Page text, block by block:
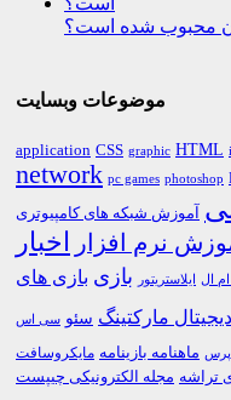
محبوب شده است؟
موضوعات وبسایت
application CSS graphic HTML
network pc games photoshop
آموزش شبکه های کامپیوتری
نرم افزار اخبار
ال ایلاستریتور بازی بازی های
دیجیتال مارکتینگ سئو سی اس
ماهنامه بازینامه مایکروسافت
تراشه مجله الکترونیکی چیپست